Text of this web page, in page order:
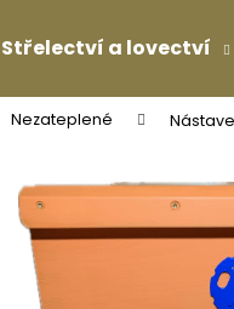
Střelectví a lovectví
Nezateplené
Co